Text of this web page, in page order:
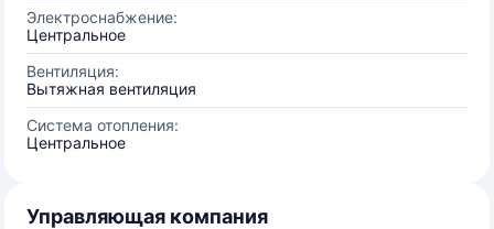
Электроснабжение:
Центральное
Вентиляция:
Вытяжная вентиляция
Система отопления:
Центральное
Управляющая компания